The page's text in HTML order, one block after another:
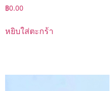
฿0.00
หยิบใส่ตะกร้า